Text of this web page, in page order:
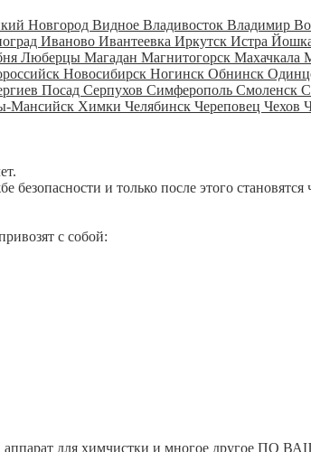
Новгород Видное Владивосток Владимир
Иваново Ивантеевка Иркутск Истра
Люберцы Магадан Магнитогорск Махачкала
Новосибирск Ногинск Обнинск
Посад Серпухов Симферополь Смоленск
Мансийск Химки Челябинск Череповец Чехов
и только после этого
с собой:
аппарат для химчистки и многое другое ПО